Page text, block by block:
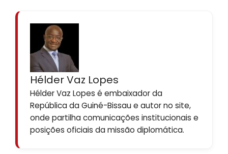
Hélder Vaz Lopes
Hélder Vaz Lopes é embaixador da
República da Guiné-Bissau e autor no site,
onde partilha comunicações institucionais e
posições oficiais da missão diplomática.